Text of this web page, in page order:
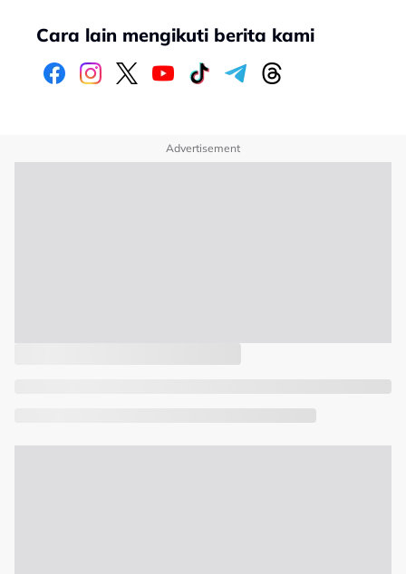
Cara lain mengikuti berita kami
Advertisement